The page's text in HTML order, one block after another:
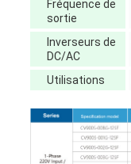
Fréquence de
sortie
Inverseurs de
DC/AC
Utilisations